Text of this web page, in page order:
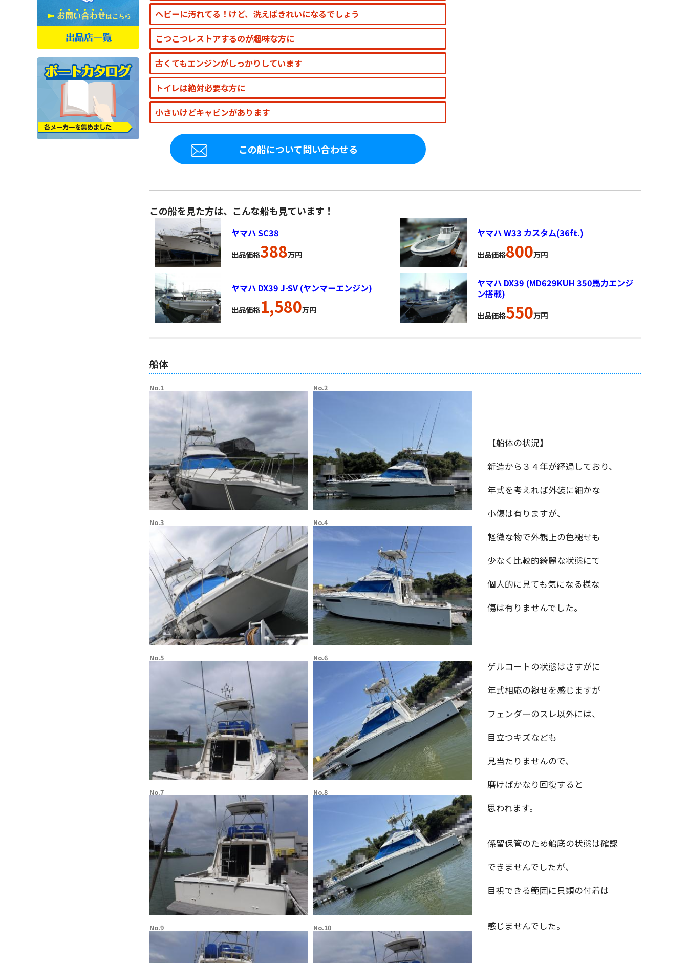
ヘビーに汚れてる！けど、洗えばきれいになるでしょう
こつこつレストアするのが趣味な方に
古くてもエンジンがしっかりしています
トイレは絶対必要な方に
小さいけどキャビンがあります
この船について問い合わせる
この船を見た方は、こんな船も見ています！
ヤマハ SC38
出品価格388万円
ヤマハ W33 カスタム(36ft.)
出品価格800万円
ヤマハ DX39 J-SV (ヤンマーエンジン)
出品価格1,580万円
ヤマハ DX39 (MD629KUH 350馬力エンジ
ン搭載)
出品価格550万円
船体
No.1 No.2
No.3 No.4
No.5 No.6
No.7 No.8
No.9 No.10
【船体の状況】
新造から３４年が経過しており、
年式を考えれば外装に細かな
小傷は有りますが、
軽微な物で外観上の色褪せも
少なく比較的綺麗な状態にて
個人的に見ても気になる様な
傷は有りませんでした。
ゲルコートの状態はさすがに
年式相応の褪せを感じますが
フェンダーのスレ以外には、
目立つキズなども
見当たりませんので、
磨けばかなり回復すると
思われます。
係留保管のため船底の状態は確認
できませんでしたが、
目視できる範囲に貝類の付着は
感じませんでした。